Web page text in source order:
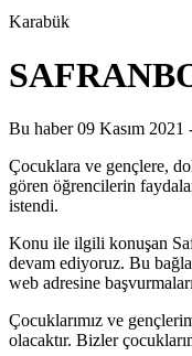
Karabük
Bu haber 09 Kasım
Çocuklara ve gençlere,
gören öğrencilerin
istendi.
Konu ile ilgili konuşan
devam ediyoruz. Bu
web adresine
Çocuklarımız ve
olacaktır. Bizler